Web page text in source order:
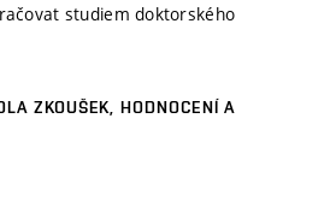
studiem doktorského
ZKOUŠEK, HODNOCENÍ A